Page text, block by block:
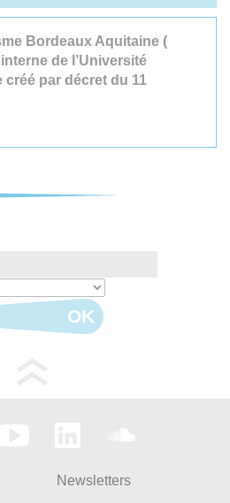
Bordeaux Aquitaine (
de l’Université
créé par décret du 11
OK
Newsletters